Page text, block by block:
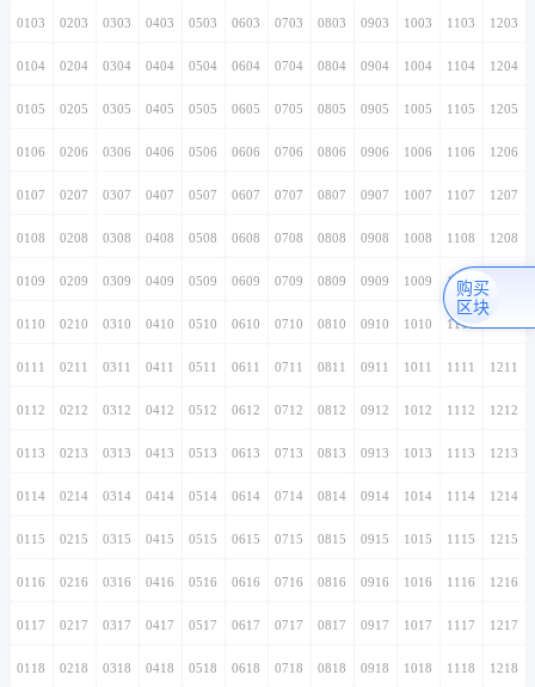
0103 0203 0303 0403 0503 0603 0703 0803 0903 1003 1103 1203
0104 0204 0304 0404 0504 0604 0704 0804 0904 1004 1104 1204
0105 0205 0305 0405 0505 0605 0705 0805 0905 1005 1105 1205
0106 0206 0306 0406 0506 0606 0706 0806 0906 1006 1106 1206
0107 0207 0307 0407 0507 0607 0707 0807 0907 1007 1107 1207
0108 0208 0308 0408 0508 0608 0708 0808 0908 1008 1108 1208
0109 0209 0309 0409 0509 0609 0709 0809 0909 1009 1109
0110 0210 0310 0410 0510 0610 0710 0810 0910 1010 1110
0111 0211 0311 0411 0511 0611 0711 0811 0911 1011 1111 1211
0112 0212 0312 0412 0512 0612 0712 0812 0912 1012 1112 1212
0113 0213 0313 0413 0513 0613 0713 0813 0913 1013 1113 1213
0114 0214 0314 0414 0514 0614 0714 0814 0914 1014 1114 1214
0115 0215 0315 0415 0515 0615 0715 0815 0915 1015 1115 1215
0116 0216 0316 0416 0516 0616 0716 0816 0916 1016 1116 1216
0117 0217 0317 0417 0517 0617 0717 0817 0917 1017 1117 1217
0118 0218 0318 0418 0518 0618 0718 0818 0918 1018 1118 1218
购买
区块